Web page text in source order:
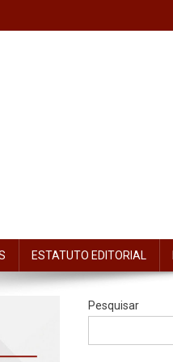
ESTATUTO EDITORIAL
Pesquisar